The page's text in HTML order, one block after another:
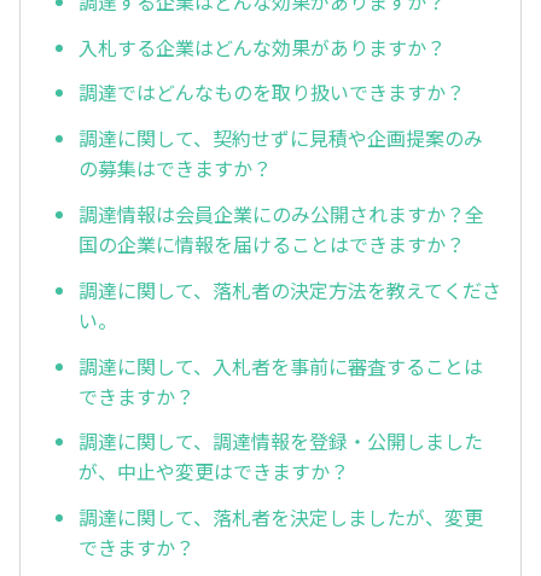
入札する企業はどんな効果がありますか？
調達ではどんなものを取り扱いできますか？
調達に関して、契約せずに見積や企画提案のみ
の募集はできますか？
調達情報は会員企業にのみ公開されますか？全
国の企業に情報を届けることはできますか？
調達に関して、落札者の決定方法を教えてくださ
い。
調達に関して、入札者を事前に審査することは
できますか？
調達に関して、調達情報を登録・公開しました
が、中止や変更はできますか？
調達に関して、落札者を決定しましたが、変更
できますか？